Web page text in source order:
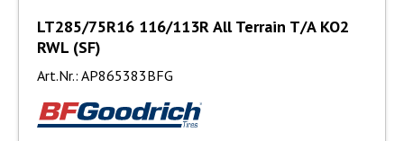
LT285/75R16 116/113R All Terrain T/A KO2
RWL (SF)
Art.Nr.: AP865383BFG